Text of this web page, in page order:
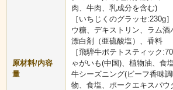
原材料/内容
量
肉、牛肉、乳成分を含む)
［いちじくのグラッセ:230g
ウ糖、デキストリン、ラム酒
漂白剤（亜硫酸塩）、香料
［飛騨牛ポテトスティック
ゃがいも(中国)、植物油、食
牛シーズニング(ビーフ香味
物、食塩、ポークエキスパウ